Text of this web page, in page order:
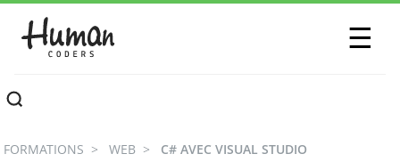
☰
CONTACTEZ-NOUS
FORMATIONS WEB C# AVEC VISUAL STUDIO